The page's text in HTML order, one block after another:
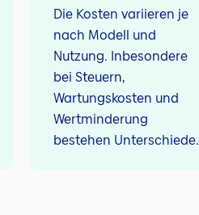
Die Kosten variieren je
nach Modell und
Nutzung. Inbesondere
bei Steuern,
Wartungskosten und
Wertminderung
bestehen Unterschiede.